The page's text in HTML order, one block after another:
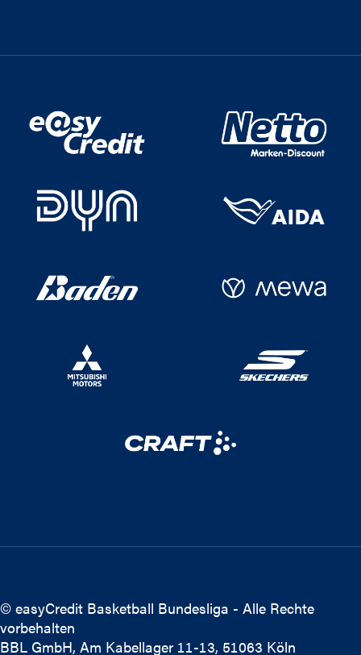
© easyCredit Basketball Bundesliga - Alle Rechte
vorbehalten
BBL GmbH, Am Kabellager 11-13, 51063 Köln